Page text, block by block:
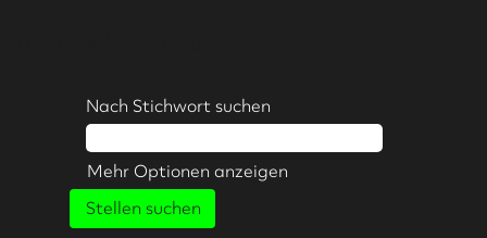
Nach Stichwort suchen
Mehr Optionen anzeigen